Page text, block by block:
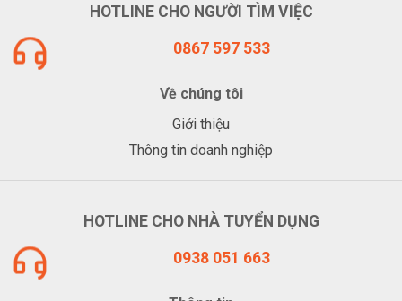
HOTLINE CHO NGƯỜI TÌM VIỆC
0867 597 533
Về chúng tôi
Giới thiệu
Thông tin doanh nghiệp
HOTLINE CHO NHÀ TUYỂN DỤNG
0938 051 663